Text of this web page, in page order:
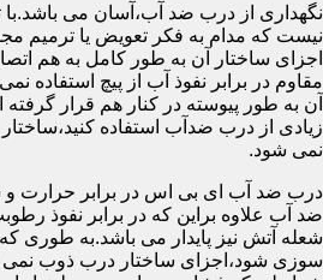
نگهداری از درب ضد آب،آسان می
نیست که مدام به فکر تعویض یا ترمیم
اجزای ساختار آن به طور کامل به هم
مقاوم در برابر نفوذ آب از پیچ استفاده
آن به طور پیوسته در کنار هم قرار گرفته
زیادی از درب ضدآب استفاده
نمی شود.
درب ضد آب ای بی اس در برابر حرارت و
ضد آب علاوه براین که در برابر نفوذ
شعله آتش نیز پایدار می باشد.به طوری
سوزی شود،اجزای ساختار درب ذوب نمی